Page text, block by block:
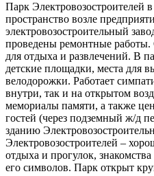
Парк Электровозостроителей
пространство возле
электровозостроительный
проведены ремонтные
для отдыха и развлечений. В
детские площадки, места для
велодорожки. Работает
внутри, так и на открытом
мемориалы памяти, а также
гостей (через подземный ж/д
зданию
Электровозостроителей –
отдыха и прогулок,
его символов. Парк открыт